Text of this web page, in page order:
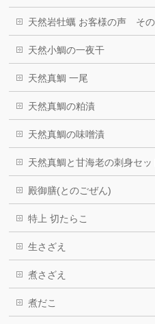
天然岩牡蠣 お客様の声 その
天然小鯛の一夜干
天然真鯛 一尾
天然真鯛の粕漬
天然真鯛の味噌漬
天然真鯛と甘海老の刺身セッ
殿御膳(とのごぜん)
特上 切たらこ
生さざえ
煮さざえ
煮だこ